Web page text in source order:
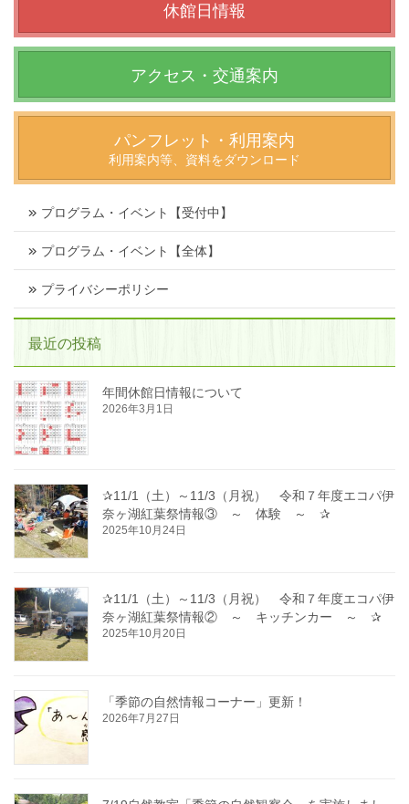
休館日情報
アクセス・交通案内
パンフレット・利用案内
利用案内等、資料をダウンロード
プログラム・イベント【受付中】
プログラム・イベント【全体】
プライバシーポリシー
最近の投稿
年間休館日情報について
2026年3月1日
✰11/1（土）～11/3（月祝） 令和７年度エコパ伊
奈ヶ湖紅葉祭情報③ ～ 体験 ～ ✰
2025年10月24日
✰11/1（土）～11/3（月祝） 令和７年度エコパ伊
奈ヶ湖紅葉祭情報② ～ キッチンカー ～ ✰
2025年10月20日
「季節の自然情報コーナー」更新！
2026年7月27日